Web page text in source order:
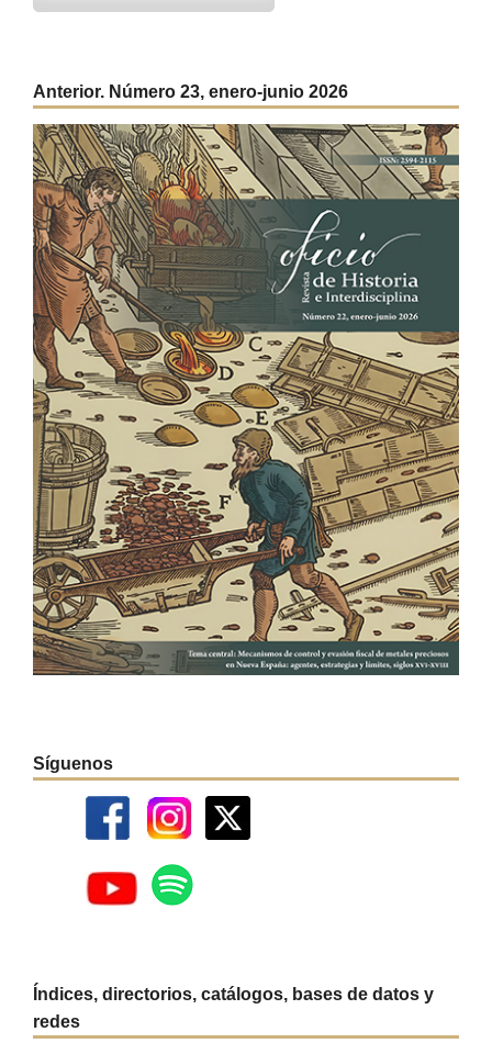
Anterior. Número 23, enero-junio 2026
Síguenos
Índices, directorios, catálogos, bases de datos y
redes